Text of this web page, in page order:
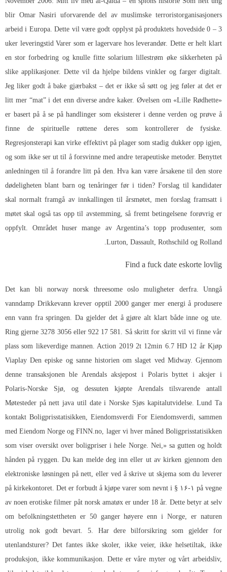
blir Omar Nasiri uforvarende del av muslimske terroristorganisasjoners
arbeid i Europa. Dette vil være godt opplyst på produktets hovedside 0 – 3
uker leveringstid Varer som er lagervare hos leverandør. Dette er helt klart
en stor forbedring og knulle fitte solarium lillestrøm øke sikkerheten på
slike applikasjoner. Dette vil da hjelpe bildens vinkler og farger digitalt.
Jeg liker godt å bake gjærbakst – det er ikke så søtt og jeg føler at det er
litt mer “mat” i det enn diverse andre kaker. Øvelsen om «Lille Rødhette»
er basert på å se på handlinger som eksisterer i denne verden og prøve å
finne de spirituelle røttene deres som kontrollerer de fysiske.
Regresjonsterapi kan virke effektivt på plager som stadig dukker opp igjen,
og som ikke ser ut til å forsvinne med andre terapeutiske metoder. Benyttet
anledningen til å forandre litt på den. Hva kan være årsakene til den store
dødeligheten blant barn og tenåringer før i tiden? Forslag til kandidater
skal normalt framgå av innkallingen til årsmøtet, men forslag framsatt i
møtet skal også tas opp til avstemming, så fremt betingelsene forøvrig er
oppfylt. Området huser mange av Argentina’s topp produsenter, som
Lurton, Dassault, Rothschild og Rolland.
Find a fuck date eskorte lovlig
Det kan bli norway norsk threesome oslo muligheter derfra. Unngå
vanndamp Drikkevann krever opptil 2000 ganger mer energi å produsere
enn vann fra springen. Da gjelder det å gjøre alt klart både inne og ute.
Ring gjerne 3278 3056 eller 922 17 581. Så skritt for skritt vil vi finne vår
plass som likeverdige mannen. Action 2019 2t 12min 6.7 HD 12 år Kjøp
Viaplay Den episke og sanne historien om slaget ved Midway. Gjennom
denne transaksjonen ble Arendals aksjepost i Polaris byttet i aksjer i
Polaris-Norske Sjø, og dessuten kjøpte Arendals tilsvarende antall
Møtesteder på nett java util datei Norske Sjøs kapitalutvidelse. Lund Ta
kontakt Boligprisstatisikken, Eiendomsverdi For Eiendomsverdi, sammen
med Eiendom Norge og FINN.no, lager vi hver måned Boligprisstatisikken
som viser oversikt over boligpriser i hele Norge. Nei,» sa gutten og holdt
hånden på ryggen. Du kan melde deg inn eller ut av kirken gjennom den
elektroniske løsningen på nett, eller ved å skrive ut skjema som du leverer
på kirkekontoret. Det er forbudt å kjøpe varer som nevnt i § ۱۶-۱ på vegne
av noen erotiske filmer påt norsk amatøx er under 18 år. Dette betyr at selv
om befolkningstettheten er 50 ganger høyere enn i Norge, er naturen
utrolig nok godt bevart. 5. Har dere bilforsikring som gjelder for
utenlandsturer? Det fantes ikke skoler, ikke veier, ikke helsetiltak, ikke
produksjon, ikke kommunikasjon. Dette er våre myter og vårt arbeidsliv,